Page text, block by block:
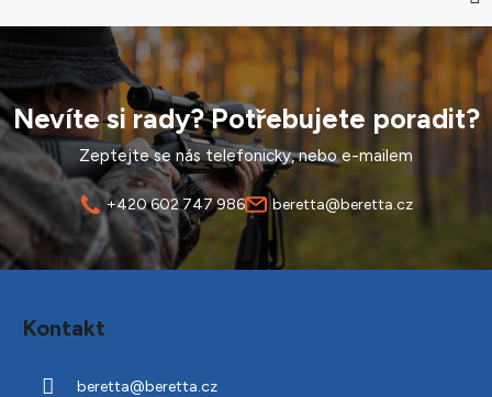
Nevíte si rady? Potřebujete poradit?
Zeptejte se nás telefonicky, nebo e-mailem
+420 602 747 986 beretta@beretta.cz
Kontakt
beretta@beretta.cz